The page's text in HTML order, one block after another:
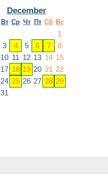
December
Вт Ср Чт Пт Сб Вс
1
3 4 5 6 7
8
10 11 12 13 14 15
17 18 19 20 21 22
24 25 26 27 28 29
31